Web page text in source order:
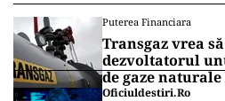
Puterea Financiara
Transgaz vrea
dezvoltatorul
de gaze
Oficiuldestiri.ro